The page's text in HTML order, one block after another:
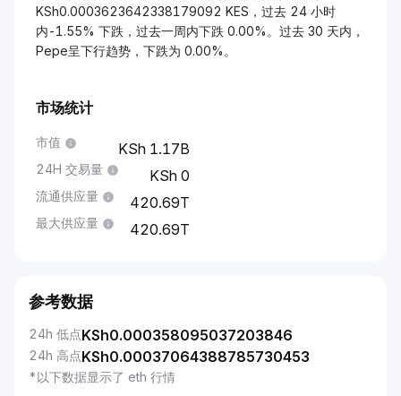
KSh0.0003623642338179092 KES，过去 24 小时
内-1.55% 下跌，过去一周内下跌 0.00%。过去 30 天内，
Pepe呈下行趋势，下跌为 0.00%。
市场统计
市值 1.17B
24H 交易量 0
流通供应量 420.69T
最大供应量 420.69T
参考数据
24h 低点KSh0.000358095037203846
24h 高点KSh0.00037064388785730453
*以下数据显示了 eth 行情